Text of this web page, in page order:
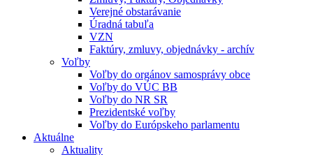
Verejné obstarávanie
Úradná tabuľa
VZN
Faktúry, zmluvy, objednávky - archív
Voľby
Voľby do orgánov samosprávy obce
Voľby do VÚC BB
Voľby do NR SR
Prezidentské voľby
Voľby do Európskeho parlamentu
Aktuálne
Aktuality